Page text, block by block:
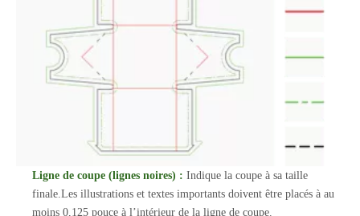
Ligne de coupe (lignes noires) : Indique la coupe à sa taille
finale.Les illustrations et textes importants doivent être placés à au
moins 0,125 pouce à l’intérieur de la ligne de coupe.